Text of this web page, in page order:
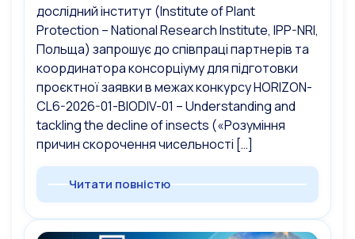
дослідний інститут (Institute of Plant
Protection – National Research Institute, IPP-NRI,
Польща) запрошує до співпраці партнерів та
координатора консорціуму для підготовки
проєктної заявки в межах конкурсу HORIZON-
CL6-2026-01-BIODIV-01 – Understanding and
tackling the decline of insects («Розуміння
причин скорочення чисельності […]
Читати повністю